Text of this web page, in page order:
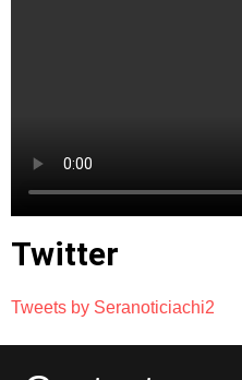
Twitter
Tweets by Seranoticiachi2